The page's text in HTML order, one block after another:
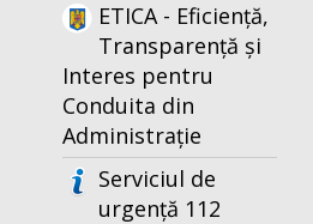
ETICA - Eficiență,
Transparență și
Interes pentru
Conduita din
Administrație
Serviciul de
urgență 112